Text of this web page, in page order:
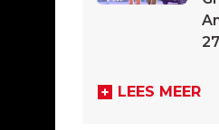
LEES MEER